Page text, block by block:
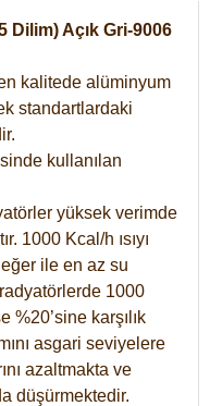
Dilim) Açık Gri-9006
kalitede alüminyum
standartlardaki
kullanılan
yüksek verimde
1000 Kcal/h ısıyı
ile en az su
1000
%20’sine karşılık
asgari seviyelere
azaltmakta ve
düşürmektedir.